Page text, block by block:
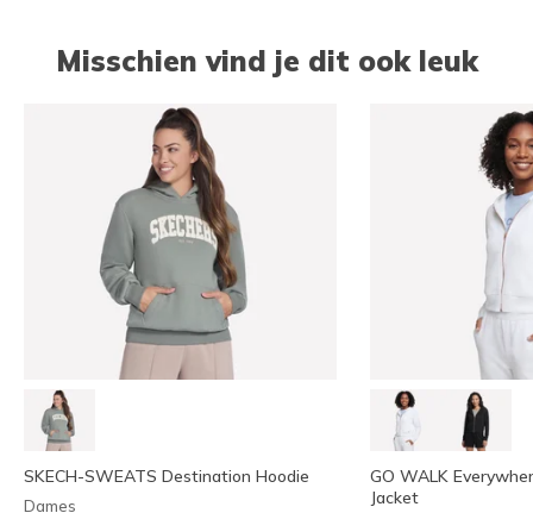
Misschien vind je dit ook leuk
SKECH-SWEATS Destination Hoodie
Dames
GO WALK
Jacket